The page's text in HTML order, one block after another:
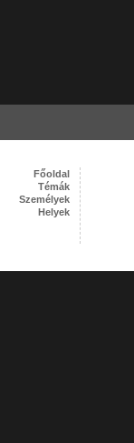
Főoldal
Témák
Személyek
Helyek